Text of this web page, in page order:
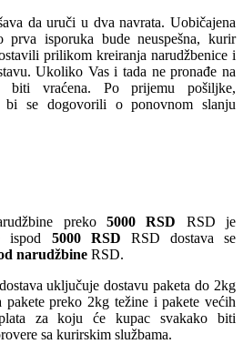
da uruči u dva navrata. Uobičajena
isporuka bude neuspešna, kurir
prilikom kreiranja narudžbenice i
Ukoliko Vas i tada ne pronađe na
biti vraćena. Po prijemu pošiljke,
bi se dogovorili o ponovnom slanju
preko 5000 RSD RSD je
ispod 5000 RSD RSD dostava se
narudžbine RSD.
uključuje dostavu paketa do 2kg
pakete preko 2kg težine i pakete većih
za koju će kupac svakako biti
sa kurirskim službama.